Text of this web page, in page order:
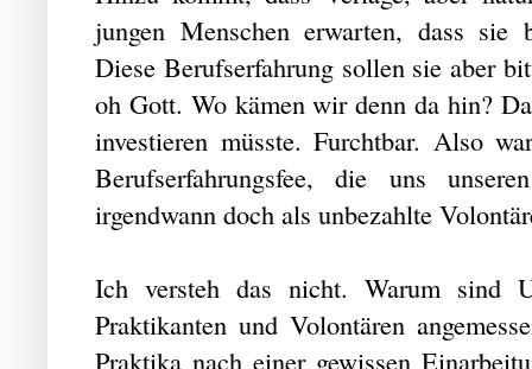
jungen Menschen erwarten, dass sie
Diese Berufserfahrung sollen sie aber
oh Gott. Wo kämen wir denn da hin?
investieren müsste. Furchtbar. Also
Berufserfahrungsfee, die uns
irgendwann doch als unbezahlte
Ich versteh das nicht. Warum sind
Praktikanten und Volontären
Praktika nach einer gewissen